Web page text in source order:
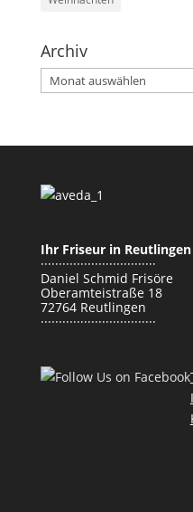
Archiv
Archiv
Ihr Friseur in Reutlingen
································
Daniel Schmid Frisöre
Oberamteistraße 18
72764 Reutlingen
································